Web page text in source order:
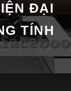
ĐẠI
TÍNH